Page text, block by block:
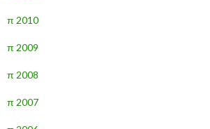
π 2010
π 2009
π 2008
π 2007